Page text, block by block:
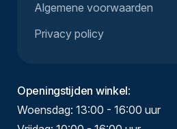
Algemene voorwaarden
Privacy policy
Openingstijden winkel:
Woensdag: 13:00 - 16:00 uur